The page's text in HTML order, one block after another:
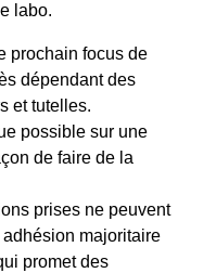
labo.
prochain focus de
dépendant des
et tutelles.
possible sur une
de faire de la
prises ne peuvent
majoritaire
promet des